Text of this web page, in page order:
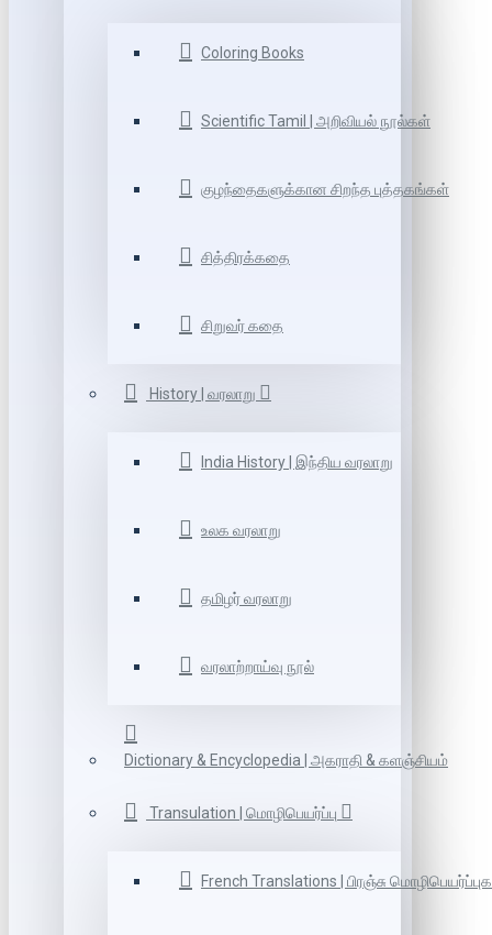
Coloring Books
Scientific Tamil | அறிவியல் நூல்கள்
குழந்தைகளுக்கான சிறந்த புத்தகங்கள்
சித்திரக்கதை
சிறுவர் கதை
History | வரலாறு
India History | இந்திய வரலாறு
உலக வரலாறு
தமிழர் வரலாறு
வரலாற்றாய்வு நூல்
Dictionary & Encyclopedia | அகராதி & களஞ்சியம்
Transulation | மொழிபெயர்ப்பு
French Translations | பிரஞ்சு